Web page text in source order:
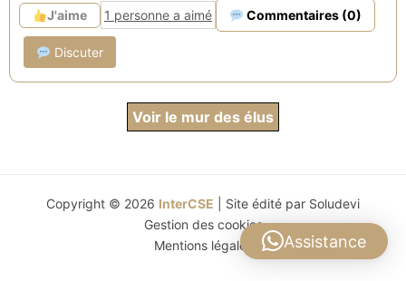
J'aime 1 personne a aimé Commentaires (0)
Discuter
Voir le mur des élus
Copyright © 2026 InterCSE | Site édité par Soludevi
Gestion des cookies
Mentions légales
Assistance